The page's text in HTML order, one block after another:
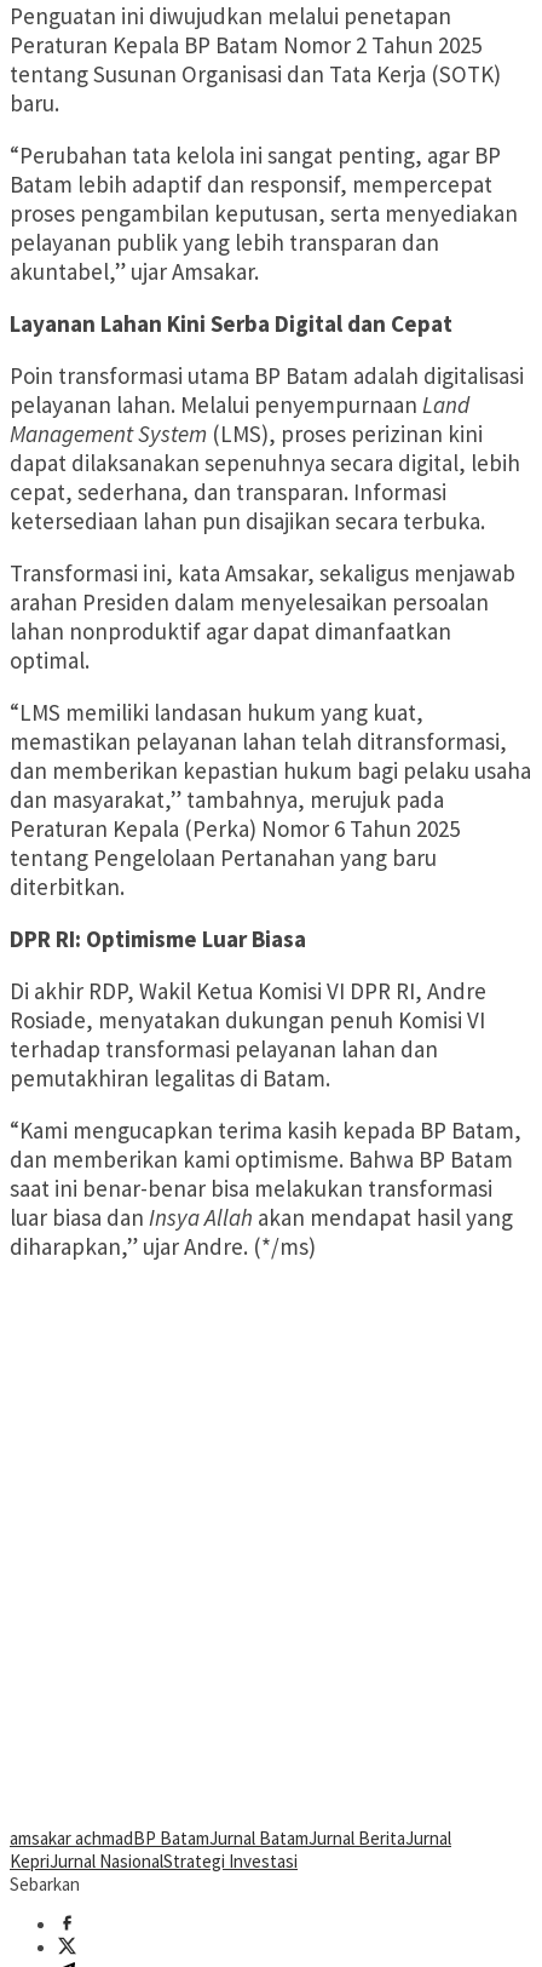
Penguatan ini diwujudkan melalui penetapan
Peraturan Kepala BP Batam Nomor 2 Tahun 2025
tentang Susunan Organisasi dan Tata Kerja (SOTK)
baru.
“Perubahan tata kelola ini sangat penting, agar BP
Batam lebih adaptif dan responsif, mempercepat
proses pengambilan keputusan, serta menyediakan
pelayanan publik yang lebih transparan dan
akuntabel,” ujar Amsakar.
Layanan Lahan Kini Serba Digital dan Cepat
Poin transformasi utama BP Batam adalah digitalisasi
pelayanan lahan. Melalui penyempurnaan Land
Management System (LMS), proses perizinan kini
dapat dilaksanakan sepenuhnya secara digital, lebih
cepat, sederhana, dan transparan. Informasi
ketersediaan lahan pun disajikan secara terbuka.
Transformasi ini, kata Amsakar, sekaligus menjawab
arahan Presiden dalam menyelesaikan persoalan
lahan nonproduktif agar dapat dimanfaatkan
optimal.
“LMS memiliki landasan hukum yang kuat,
memastikan pelayanan lahan telah ditransformasi,
dan memberikan kepastian hukum bagi pelaku usaha
dan masyarakat,” tambahnya, merujuk pada
Peraturan Kepala (Perka) Nomor 6 Tahun 2025
tentang Pengelolaan Pertanahan yang baru
diterbitkan.
DPR RI: Optimisme Luar Biasa
Di akhir RDP, Wakil Ketua Komisi VI DPR RI, Andre
Rosiade, menyatakan dukungan penuh Komisi VI
terhadap transformasi pelayanan lahan dan
pemutakhiran legalitas di Batam.
“Kami mengucapkan terima kasih kepada BP Batam,
dan memberikan kami optimisme. Bahwa BP Batam
saat ini benar-benar bisa melakukan transformasi
luar biasa dan Insya Allah akan mendapat hasil yang
diharapkan,” ujar Andre. (*/ms)
amsakar achmadBP BatamJurnal BatamJurnal BeritaJurnal
KepriJurnal NasionalStrategi Investasi
Sebarkan